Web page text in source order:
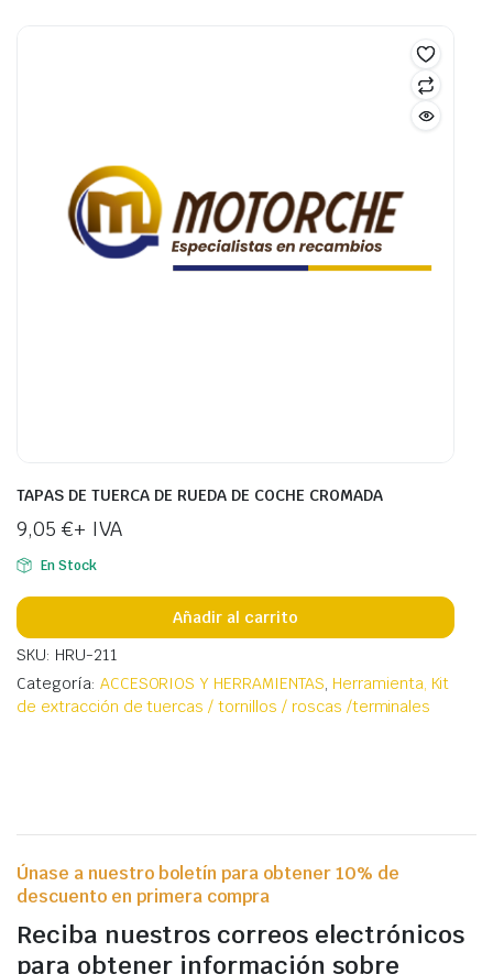
TAPAS DE TUERCA DE RUEDA DE COCHE CROMADA
9,05 €+ IVA
En Stock
Añadir al carrito
SKU: HRU-211
Categoría: ACCESORIOS Y HERRAMIENTAS, Herramienta, Kit
de extracción de tuercas / tornillos / roscas /terminales
Únase a nuestro boletín para obtener 10% de
descuento en primera compra
Reciba nuestros correos electrónicos
para obtener información sobre